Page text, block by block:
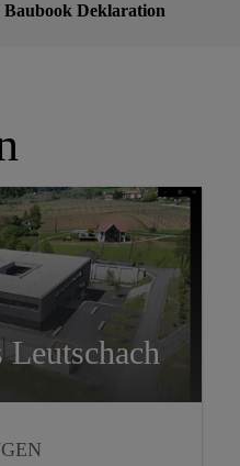
Baubook Deklaration
Leutschach